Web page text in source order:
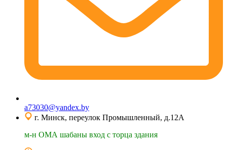
a73030@yandex.by
г. Минск, переулок Промышленный, д.12А
м-н ОМА шабаны вход с торца здания